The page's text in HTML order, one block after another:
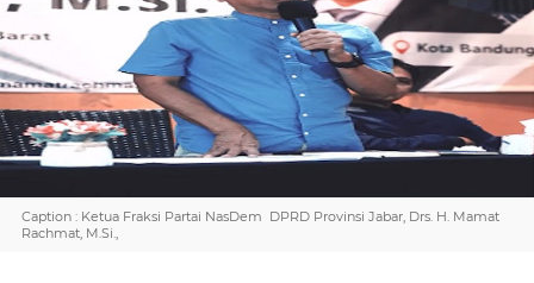
Caption : Ketua Fraksi Partai NasDem DPRD Provinsi Jabar, Drs. H. Mamat
Rachmat, M.Si.,